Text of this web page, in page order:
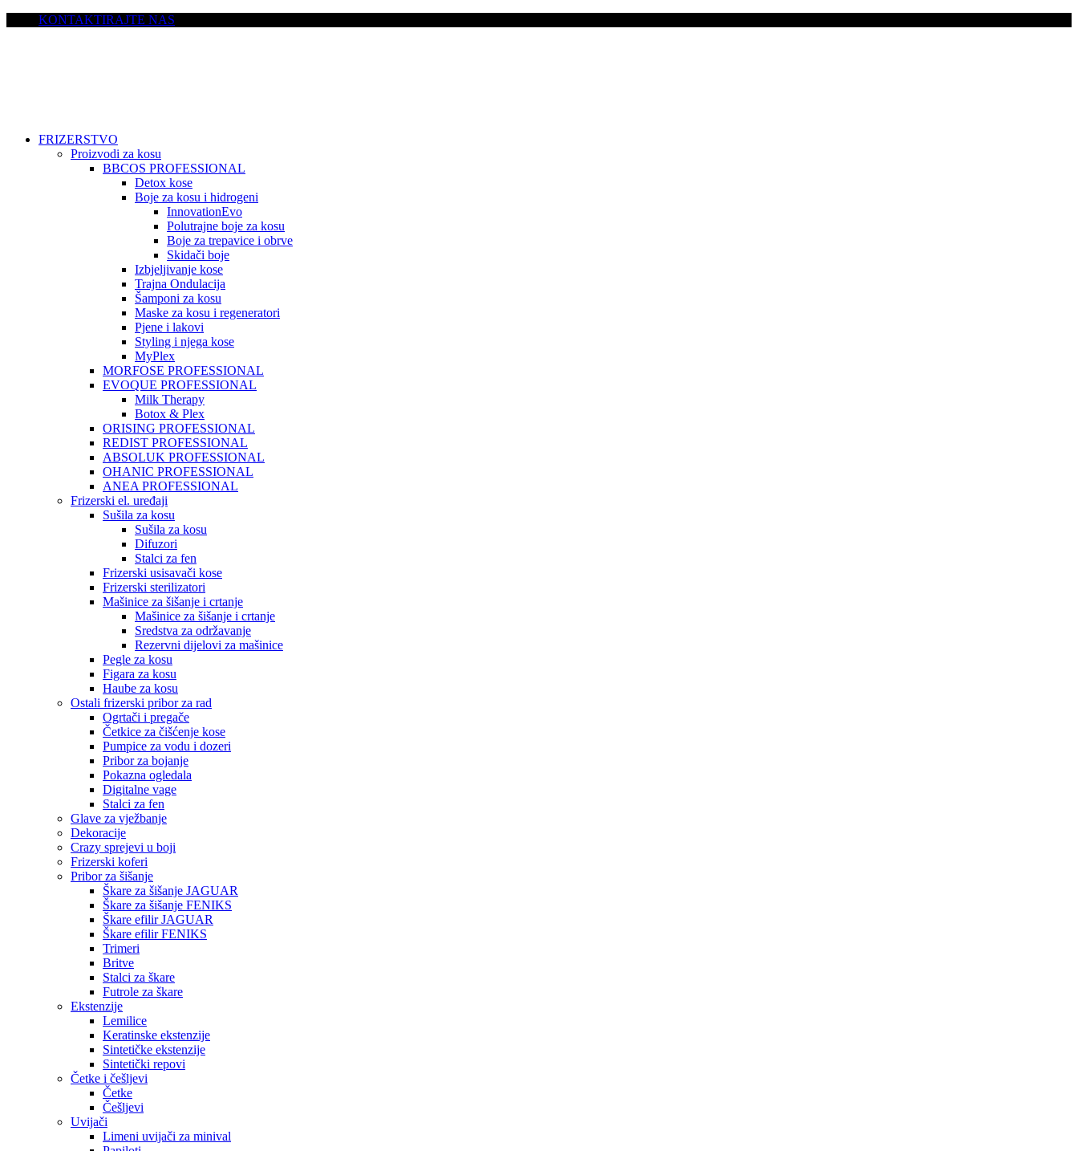
KONTAKTIRAJTE NAS
FRIZERSTVO
Proizvodi za kosu
BBCOS PROFESSIONAL
Detox kose
Boje za kosu i hidrogeni
InnovationEvo
Polutrajne boje za kosu
Boje za trepavice i obrve
Skidači boje
Izbjeljivanje kose
Trajna Ondulacija
Šamponi za kosu
Maske za kosu i regeneratori
Pjene i lakovi
Styling i njega kose
MyPlex
MORFOSE PROFESSIONAL
EVOQUE PROFESSIONAL
Milk Therapy
Botox & Plex
ORISING PROFESSIONAL
REDIST PROFESSIONAL
ABSOLUK PROFESSIONAL
OHANIC PROFESSIONAL
ANEA PROFESSIONAL
Frizerski el. uređaji
Sušila za kosu
Sušila za kosu
Difuzori
Stalci za fen
Frizerski usisavači kose
Frizerski sterilizatori
Mašinice za šišanje i crtanje
Mašinice za šišanje i crtanje
Sredstva za održavanje
Rezervni dijelovi za mašinice
Pegle za kosu
Figara za kosu
Haube za kosu
Ostali frizerski pribor za rad
Ogrtači i pregače
Četkice za čišćenje kose
Pumpice za vodu i dozeri
Pribor za bojanje
Pokazna ogledala
Digitalne vage
Stalci za fen
Glave za vježbanje
Dekoracije
Crazy sprejevi u boji
Frizerski koferi
Pribor za šišanje
Škare za šišanje JAGUAR
Škare za šišanje FENIKS
Škare efilir JAGUAR
Škare efilir FENIKS
Trimeri
Britve
Stalci za škare
Futrole za škare
Ekstenzije
Lemilice
Keratinske ekstenzije
Sintetičke ekstenzije
Sintetički repovi
Četke i češljevi
Četke
Češljevi
Uvijači
Limeni uvijači za minival